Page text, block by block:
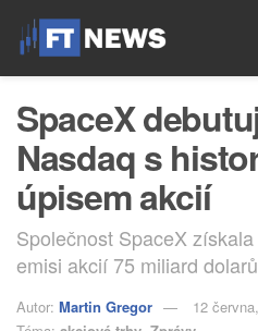
SpaceX
Nasdaq s
úpisem akcií
Společnost SpaceX
emisi akcií 75 miliard
Autor: Martin Gregor
12